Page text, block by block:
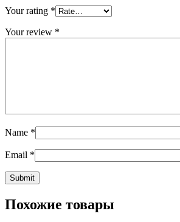
Your rating *
Your review *
Name *
Email *
Похожие товары